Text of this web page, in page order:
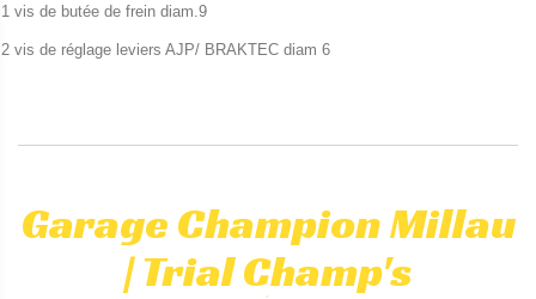
1 vis de butée de frein diam.9
2 vis de réglage leviers AJP/ BRAKTEC diam 6
Garage Champion Millau
| Trial Champ's